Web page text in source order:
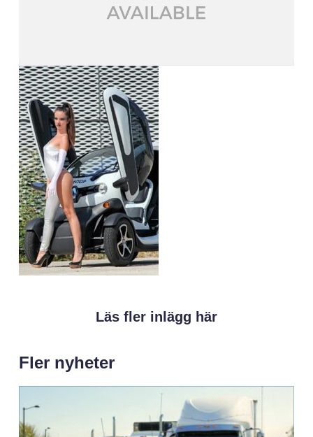
Läs fler inlägg här
Fler nyheter